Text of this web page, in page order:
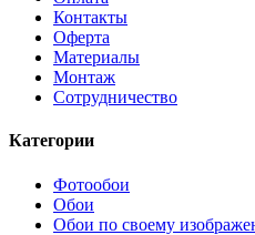
Контакты
Оферта
Материалы
Монтаж
Сотрудничество
Категории
Фотообои
Обои
Обои по своему